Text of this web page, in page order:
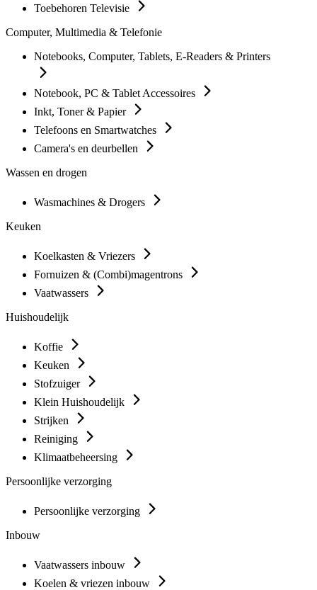
Toebehoren Televisie
Computer, Multimedia & Telefonie
Notebooks, Computer, Tablets, E-Readers & Printers
Notebook, PC & Tablet Accessoires
Inkt, Toner & Papier
Telefoons en Smartwatches
Camera's en deurbellen
Wassen en drogen
Wasmachines & Drogers
Keuken
Koelkasten & Vriezers
Fornuizen & (Combi)magentrons
Vaatwassers
Huishoudelijk
Koffie
Keuken
Stofzuiger
Klein Huishoudelijk
Strijken
Reiniging
Klimaatbeheersing
Persoonlijke verzorging
Persoonlijke verzorging
Inbouw
Vaatwassers inbouw
Koelen & vriezen inbouw